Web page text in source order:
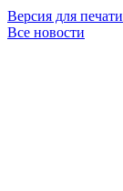
Версия для печати
Все новости